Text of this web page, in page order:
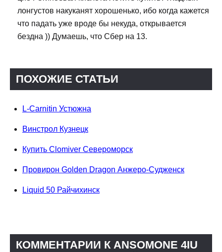
лонгустов накуканят хорошенько, ибо когда кажется
что падать уже вроде бы некуда, открывается
бездна )) Думаешь, что Сбер на 13.
ПОХОЖИЕ СТАТЬИ
L-Carnitin Устюжна
Винстрол Кузнецк
Купить Clomiver Североморск
Провирон Golden Dragon Анжеро-Судженск
Liquid 50 Райчихинск
КОММЕНТАРИИ К ANSOMONE 4IU